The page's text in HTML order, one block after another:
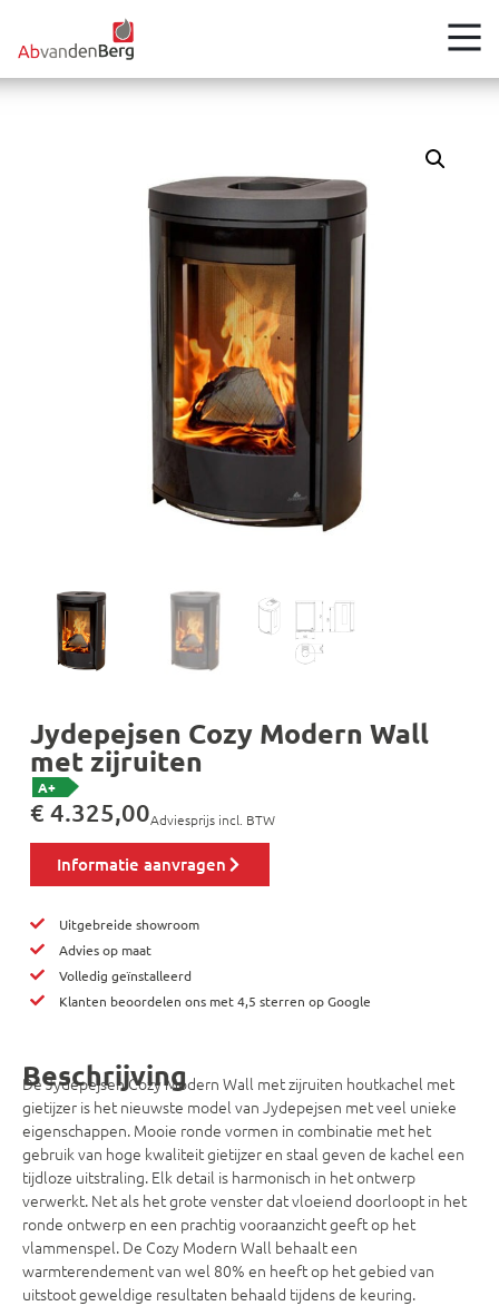
Jydepejsen Cozy Modern Wall
met zijruiten
A+
€ 4.325,00Adviesprijs incl. BTW
Informatie aanvragen
Uitgebreide showroom
Advies op maat
Volledig geïnstalleerd
Klanten beoordelen ons met 4,5 sterren op Google
Beschrijving
De Jydepejsen Cozy Modern Wall met zijruiten houtkachel met
gietijzer is het nieuwste model van Jydepejsen met veel unieke
eigenschappen. Mooie ronde vormen in combinatie met het
gebruik van hoge kwaliteit gietijzer en staal geven de kachel een
tijdloze uitstraling. Elk detail is harmonisch in het ontwerp
verwerkt. Net als het grote venster dat vloeiend doorloopt in het
ronde ontwerp en een prachtig vooraanzicht geeft op het
vlammenspel. De Cozy Modern Wall behaalt een
warmterendement van wel 80% en heeft op het gebied van
uitstoot geweldige resultaten behaald tijdens de keuring.